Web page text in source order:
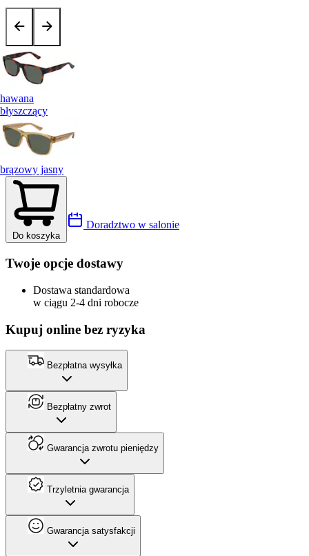
hawana
błyszczący
brązowy jasny
Do koszyka
Doradztwo w salonie
Twoje opcje dostawy
Dostawa standardowa
w ciągu 2-4 dni robocze
Kupuj online bez ryzyka
Bezpłatna wysyłka
Bezpłatny zwrot
Gwarancja zwrotu pieniędzy
Trzyletnia gwarancja
Gwarancja satysfakcji